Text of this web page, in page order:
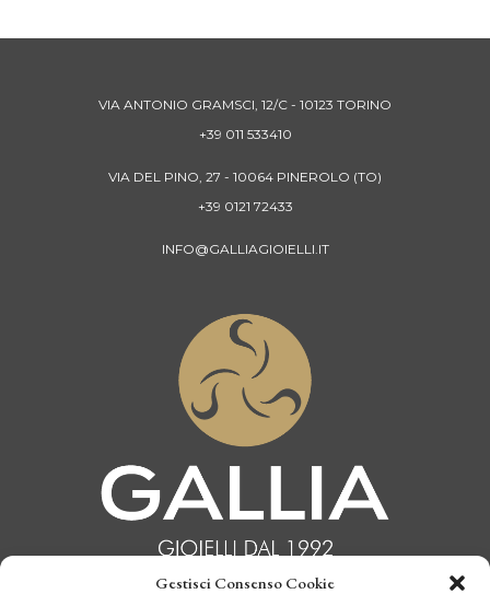
Gestisci Consenso Cookie
VIA ANTONIO GRAMSCI, 12/C - 10123 TORINO
+39 011 533410
VIA DEL PINO, 27 - 10064 PINEROLO (TO)
+39 0121 72433
INFO@GALLIAGIOIELLI.IT